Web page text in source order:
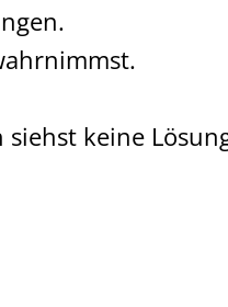
keine